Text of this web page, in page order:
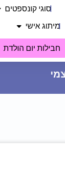
סוגי קונספטים
מיתוג אישי
חבילות יום הולדת